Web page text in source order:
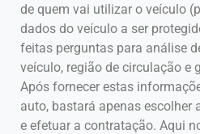
de quem vai utilizar o veículo
dados do veículo a ser
feitas perguntas para análise
veículo, região de circulação e
Após fornecer estas
auto, bastará apenas escolher
e efetuar a contratação. Aqui